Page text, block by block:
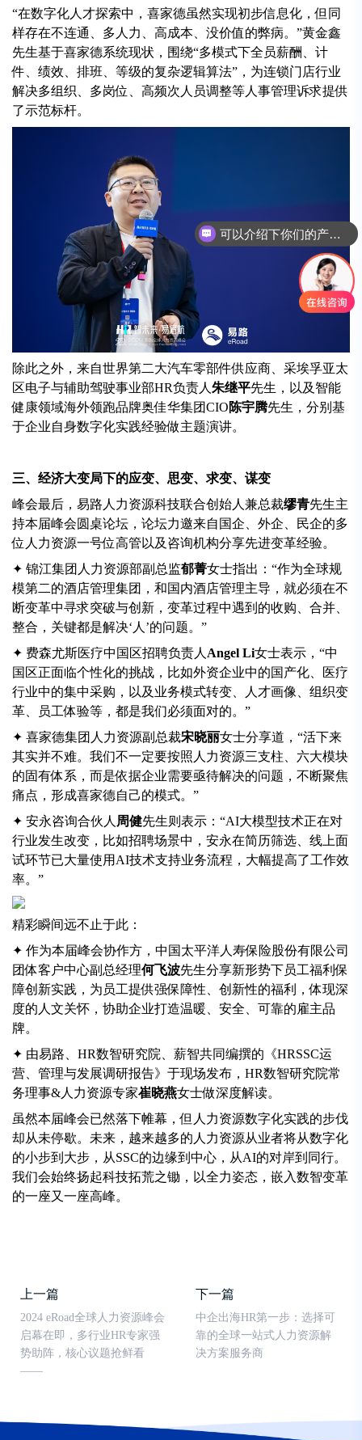
“在数字化人才探索中，喜家德虽然实现初步信息化，但同
样存在不连通、多人力、高成本、没价值的弊病。”黄金鑫
先生基于喜家德系统现状，围绕“多模式下全员薪酬、计
件、绩效、排班、等级的复杂逻辑算法”，为连锁门店行业
解决多组织、多岗位、高频次人员调整等人事管理诉求提供
了示范标杆。
除此之外，来自世界第二大汽车零部件供应商、采埃孚亚太
区电子与辅助驾驶事业部HR负责人 朱继平先生，以及智能
健康领域海外领跑品牌奥佳华集团CIO陈宇腾先生，分别基
于企业自身数字化实践经验做主题演讲。
三、经济大变局下的应变、思变、求变、谋变
峰会最后，易路人力资源科技联合创始人兼总裁缪青先生主
持本届峰会圆桌论坛，论坛力邀来自国企、外企、民企的多
位人力资源一号位高管以及咨询机构分享先进变革经验。
✦ 锦江集团人力资源部副总监郁菁女士指出：“作为全球规
模第二的酒店管理集团，和国内酒店管理主导，就必须在不
断变革中寻求突破与创新，变革过程中遇到的收购、合并、
整合，关键都是解决‘人’的问题。”
✦ 费森尤斯医疗中国区招聘负责人 Angel Li女士表示，“中
国区正面临个性化的挑战，比如外资企业中的国产化、医疗
行业中的集中采购，以及业务模式转变、人才画像、组织变
革、员工体验等，都是我们必须面对的。”
✦ 喜家德集团人力资源副总裁宋晓丽女士分享道，“活下来
其实并不难。我们不一定要按照人力资源三支柱、六大模块
的固有体系，而是依据企业需要亟待解决的问题，不断聚焦
痛点，形成喜家德自己的模式。”
✦ 安永咨询合伙人 周健先生则表示：“AI大模型技术正在对
行业发生改变，比如招聘场景中，安永在简历筛选、线上面
试环节已大量使用AI技术支持业务流程，大幅提高了工作效
率。”
精彩瞬间远不止于此：
✦ 作为本届峰会协作方，中国太平洋人寿保险股份有限公司
团体客户中心副总经理何飞波先生分享新形势下员工福利保
障创新实践，为员工提供强保障性、创新性的福利，体现深
度的人文关怀，协助企业打造温暖、安全、可靠的雇主品
牌。
✦ 由易路、HR数智研究院、薪智共同编撰的《HRSSC运
营、管理与发展调研报告》于现场发布，HR数智研究院常
务理事&人力资源专家崔晓燕女士做深度解读。
虽然本届峰会已然落下帷幕，但人力资源数字化实践的步伐
却从未停歇。未来，越来越多的人力资源从业者将从数字化
的小步到大步，从SSC的边缘到中心，从AI的对岸到同行。
我们会始终扬起科技拓荒之锄，以全力姿态，嵌入数智变革
的一座又一座高峰。
上一篇
2024 eRoad全球人力资源峰会
启幕在即，多行业HR专家强
势助阵，核心议题抢鲜看
——
下一篇
中企出海HR第一步：选择可
靠的全球一站式人力资源解
决方案服务商
可以介绍下你们的产品么